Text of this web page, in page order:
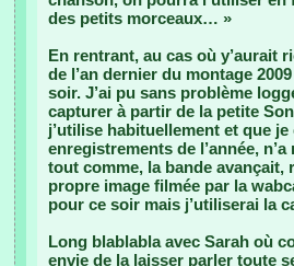
des petits morceaux… »
En rentrant, au cas où y’aurait
de l’an dernier du montage
soir. J’ai pu sans problème
capturer à partir de la petite
j’utilise habituellement et que
enregistrements de l’année,
tout comme, la bande
propre image filmée par la
pour ce soir mais j’utiliserai la
Long blablabla avec Sarah où
envie de la laisser parler toute